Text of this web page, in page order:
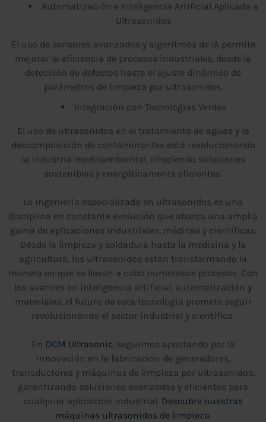
Automatización e Inteligencia Artificial Aplicada a
Ultrasonidos
El uso de sensores avanzados y algoritmos de IA permite
mejorar la eficiencia de procesos industriales, desde la
detección de defectos hasta el ajuste dinámico de
parámetros de limpieza por ultrasonidos.
Integración con Tecnologías Verdes
El uso de ultrasonidos en el tratamiento de aguas y la
descomposición de contaminantes está revolucionando
la industria medioambiental, ofreciendo soluciones
sostenibles y energéticamente eficientes.
La ingeniería especializada en ultrasonidos es una
disciplina en constante evolución que abarca una amplia
gama de aplicaciones industriales, médicas y científicas.
Desde la limpieza y soldadura hasta la medicina y la
agricultura, los ultrasonidos están transformando la
manera en que se llevan a cabo numerosos procesos. Con
los avances en inteligencia artificial, automatización y
materiales, el futuro de esta tecnología promete seguir
revolucionando el sector industrial y científico.
En DCM Ultrasonic, seguimos apostando por la
innovación en la fabricación de generadores,
transductores y máquinas de limpieza por ultrasonidos,
garantizando soluciones avanzadas y eficientes para
cualquier aplicación industrial. Descubre nuestras
máquinas ultrasonidos de limpieza.